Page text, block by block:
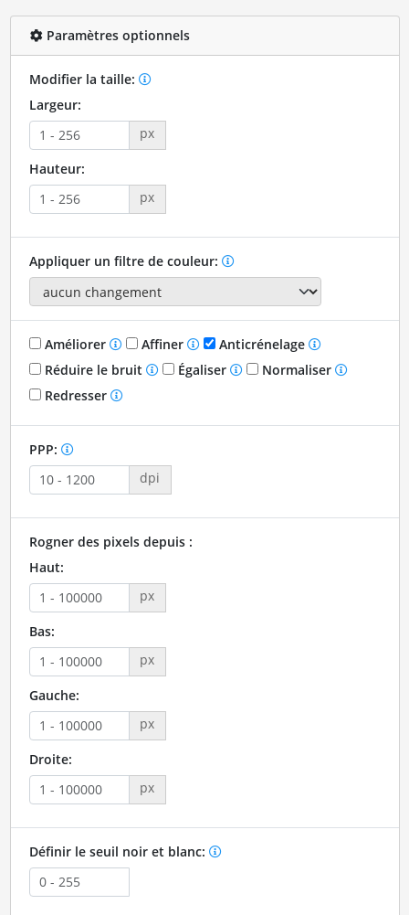
Paramètres optionnels
Modifier la taille:
Largeur:
px
Hauteur:
px
Appliquer un filtre de couleur:
Améliorer Affiner
Anticrénelage
Réduire le bruit
Égaliser
Normaliser
Redresser
PPP:
dpi
Rogner des pixels depuis :
Haut:
px
Bas:
px
Gauche:
px
Droite:
px
Définir le seuil noir et blanc: